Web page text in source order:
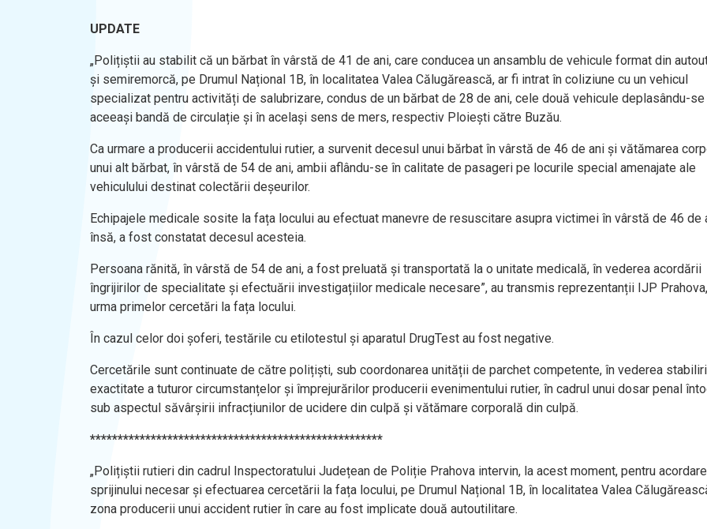
UPDATE
„Polițiștii au stabilit că un bărbat în vârstă de 41 de ani, care conducea un ansamblu de vehicule format din
și semiremorcă, pe Drumul Național 1B, în localitatea Valea Călugărească, ar fi intrat în coliziune cu un vehicul
specializat pentru activități de salubrizare, condus de un bărbat de 28 de ani, cele două vehicule deplasându-
aceeași bandă de circulație și în același sens de mers, respectiv Ploiești către Buzău.
Ca urmare a producerii accidentului rutier, a survenit decesul unui bărbat în vârstă de 46 de ani și vătămarea
unui alt bărbat, în vârstă de 54 de ani, ambii aflându-se în calitate de pasageri pe locurile special amenajate ale
vehiculului destinat colectării deșeurilor.
Echipajele medicale sosite la fața locului au efectuat manevre de resuscitare asupra victimei în vârstă de 46 de
însă, a fost constatat decesul acesteia.
Persoana rănită, în vârstă de 54 de ani, a fost preluată și transportată la o unitate medicală, în vederea acordării
îngrijirilor de specialitate și efectuării investigațiilor medicale necesare”, au transmis reprezentanții IJP
urma primelor cercetări la fața locului.
În cazul celor doi șoferi, testările cu etilotestul și aparatul DrugTest au fost negative.
Cercetările sunt continuate de către polițiști, sub coordonarea unității de parchet competente, în vederea
exactitate a tuturor circumstanțelor și împrejurărilor producerii evenimentului rutier, în cadrul unui dosar penal
sub aspectul săvârșirii infracțiunilor de ucidere din culpă și vătămare corporală din culpă.
*****************************************************
„Polițiștii rutieri din cadrul Inspectoratului Județean de Poliție Prahova intervin, la acest moment, pentru
sprijinului necesar și efectuarea cercetării la fața locului, pe Drumul Național 1B, în localitatea Valea
zona producerii unui accident rutier în care au fost implicate două autoutilitare.